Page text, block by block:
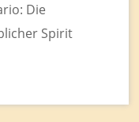
Die
Spirit